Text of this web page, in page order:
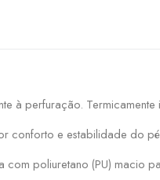
à perfuração. Termicamente
conforto e estabilidade do
poliuretano (PU)